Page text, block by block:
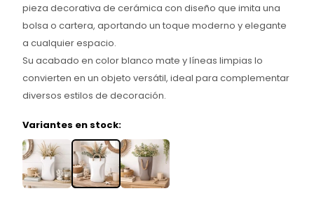
pieza decorativa de cerámica con diseño que imita una
bolsa o cartera, aportando un toque moderno y elegante
a cualquier espacio.
Su acabado en color blanco mate y líneas limpias lo
convierten en un objeto versátil, ideal para complementar
diversos estilos de decoración.
Variantes en stock: